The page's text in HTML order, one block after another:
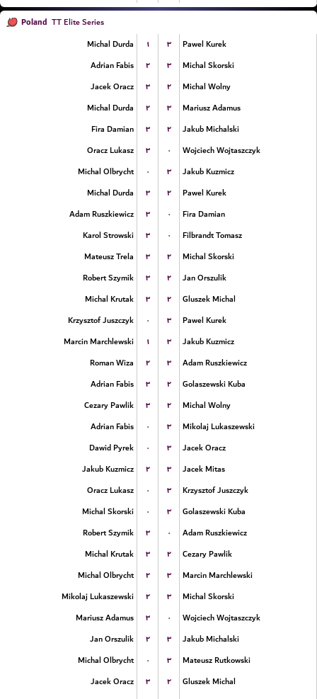
Poland TT Elite Series
Michal Durda
۱ ۳
Pawel Kurek
Adrian Fabis
۲ ۳
Michal Skorski
Jacek Oracz
۳ ۲
Michal Wolny
Michal Durda
۲ ۳
Mariusz Adamus
Fira Damian
۳ ۲
Jakub Michalski
Oracz Lukasz
۳ ۰
Wojciech Wojtaszczyk
Michal Olbrycht
۰ ۳
Jakub Kuzmicz
Michal Durda
۳ ۲
Pawel Kurek
Adam Ruszkiewicz
۳ ۰
Fira Damian
Karol Strowski
۳ ۰
Filbrandt Tomasz
Mateusz Trela
۳ ۲
Michal Skorski
Robert Szymik
۳ ۲
Jan Orszulik
Michal Krutak
۳ ۲
Gluszek Michal
Krzysztof Juszczyk
۰ ۳
Pawel Kurek
Marcin Marchlewski
۱ ۳
Jakub Kuzmicz
Roman Wiza
۲ ۳
Adam Ruszkiewicz
Adrian Fabis
۳ ۲
Golaszewski Kuba
Cezary Pawlik
۳ ۲
Michal Wolny
Adrian Fabis
۰ ۳
Mikolaj Lukaszewski
Dawid Pyrek
۰ ۳
Jacek Oracz
Jakub Kuzmicz
۲ ۳
Jacek Mitas
Oracz Lukasz
۰ ۳
Krzysztof Juszczyk
Michal Skorski
۰ ۳
Golaszewski Kuba
Robert Szymik
۳ ۰
Adam Ruszkiewicz
Michal Krutak
۳ ۲
Cezary Pawlik
Michal Olbrycht
۲ ۳
Marcin Marchlewski
Mikolaj Lukaszewski
۲ ۳
Michal Skorski
Mariusz Adamus
۳ ۰
Wojciech Wojtaszczyk
Jan Orszulik
۲ ۳
Jakub Michalski
Michal Olbrycht
۰ ۳
Mateusz Rutkowski
Jacek Oracz
۳ ۲
Gluszek Michal